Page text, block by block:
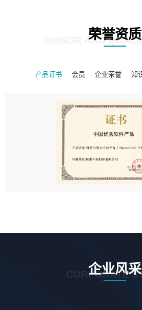
荣誉资质
HONOR AND
产品证书 会员 企业荣誉 知
企业风采
CORPORATE